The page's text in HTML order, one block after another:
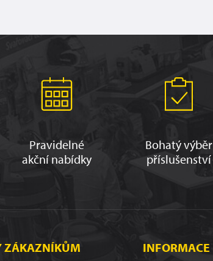
Pravidelné
akční nabídky
Bohatý výběr
příslušenství
ZÁKAZNÍKŮM INFORMACE